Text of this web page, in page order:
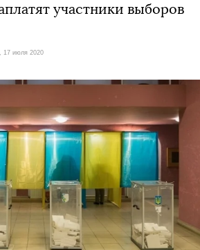
участники выборов
17 июля 2020